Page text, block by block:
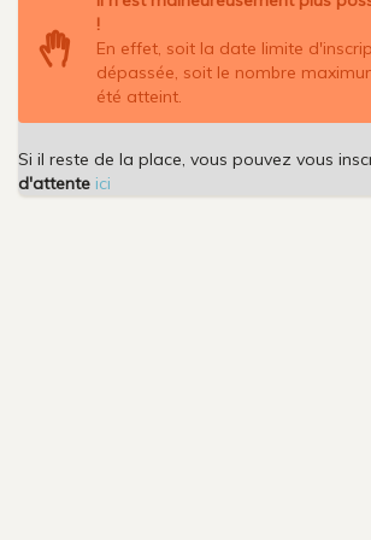
!
En effet, soit la date limite
dépassée, soit le nombre
été atteint.
Si il reste de la place, vous pouvez vous
d'attente ici